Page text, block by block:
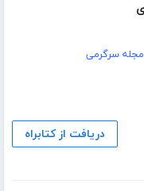
مجله سرگرمی
دریافت از کتابراه